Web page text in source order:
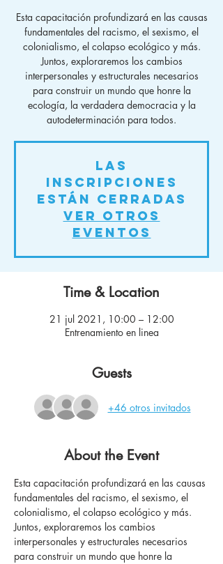
Esta capacitación profundizará en las causas
fundamentales del racismo, el sexismo, el
colonialismo, el colapso ecológico y más.
Juntos, exploraremos los cambios
interpersonales y estructurales necesarios
para construir un mundo que honre la
ecología, la verdadera democracia y la
autodeterminación para todos.
Las
inscripciones
están cerradas
Ver otros
eventos
Time & Location
21 jul 2021, 10:00 – 12:00
Entrenamiento en linea
Guests
+46 otros invitados
About the Event
Esta capacitación profundizará en las causas
fundamentales del racismo, el sexismo, el
colonialismo, el colapso ecológico y más.
Juntos, exploraremos los cambios
interpersonales y estructurales necesarios
para construir un mundo que honre la